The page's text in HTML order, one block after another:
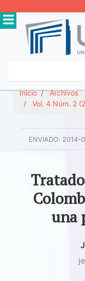
Inicio
Archivos
Vol. 4 Núm. 2
ENVIADO: 2014-
una